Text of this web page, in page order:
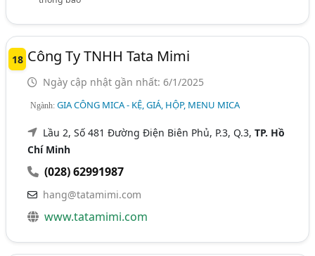
18 Công Ty TNHH Tata Mimi
Ngày cập nhật gần nhất: 6/1/2025
Ngành:GIA CÔNG MICA - KỆ, GIÁ, HỘP, MENU MICA
Lầu 2, Số 481 Đường Điện Biên Phủ, P.3, Q.3,TP. Hồ
Chí Minh
(028) 62991987
hang@tatamimi.com
www.tatamimi.com